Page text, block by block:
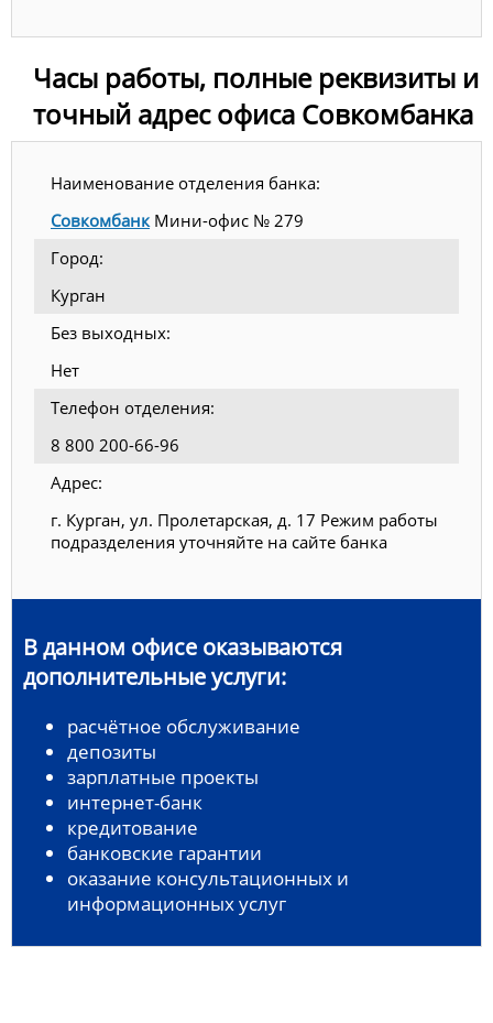
Часы работы, полные реквизиты и
точный адрес офиса Совкомбанка
Наименование отделения банка:
СовкомбанкМини-офис № 279
Город:
Курган
Без выходных:
Нет
Телефон отделения:
8 800 200-66-96
Адрес:
г. Курган, ул. Пролетарская, д. 17 Режим работы
подразделения уточняйте на сайте банка
В данном офисе оказываются
дополнительные услуги:
расчётное обслуживание
депозиты
зарплатные проекты
интернет-банк
кредитование
банковские гарантии
оказание консультационных и
информационных услуг